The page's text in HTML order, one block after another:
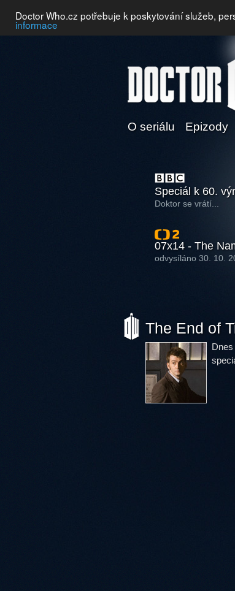
Doctor Who.cz potřebuje k poskytování služeb,
informace
O seriálu Epizody
Speciál k 60.
Doktor se vrátí...
07x14 - The
odvysíláno 30. 10.
The End of